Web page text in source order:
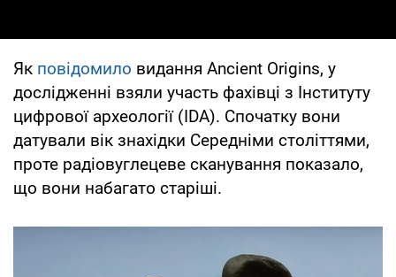
Як повідомило видання Ancient Origins, у
дослідженні взяли участь фахівці з Інституту
цифрової археології (IDA). Спочатку вони
датували вік знахідки Середніми століттями,
проте радіовуглецеве сканування показало,
що вони набагато старіші.